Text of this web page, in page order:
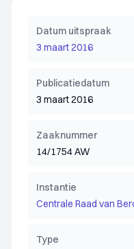
Datum uitspraak
3 maart 2016
Publicatiedatum
3 maart 2016
Zaaknummer
14/1754 AW
Instantie
Centrale Raad van
Type